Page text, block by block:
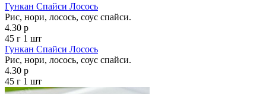
Гункан Спайси Лосось
Рис, нори, лосось, соус спайси.
4.30 р
45 г 1 шт
Гункан Спайси Лосось
Рис, нори, лосось, соус спайси.
4.30 р
45 г 1 шт